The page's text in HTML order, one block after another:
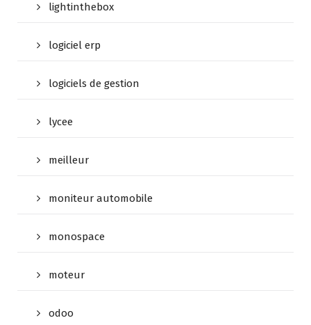
lightinthebox
logiciel erp
logiciels de gestion
lycee
meilleur
moniteur automobile
monospace
moteur
odoo